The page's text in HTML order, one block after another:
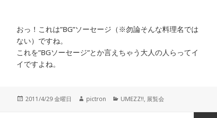
おっ！これは”BG”ソーセージ（※勿論そんな料理名では
ない）ですね。
これを”BGソーセージ”とか言えちゃう大人の人らってイ
イですよね。
投
2011/4/29 金曜日
作
pictron
カ
UMEZZ!!, 展覧会